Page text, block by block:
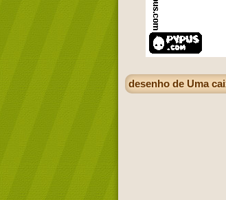
desenho de Uma